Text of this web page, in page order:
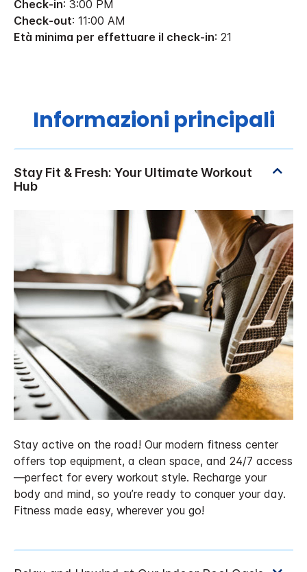
Check-in: 3:00 PM
Check-out: 11:00 AM
Età minima per effettuare il check-in: 21
Informazioni principali
Stay active on the road! Our modern fitness center
offers top equipment, a clean space, and 24/7 access
—perfect for every workout style. Recharge your
body and mind, so you’re ready to conquer your day.
Fitness made easy, wherever you go!